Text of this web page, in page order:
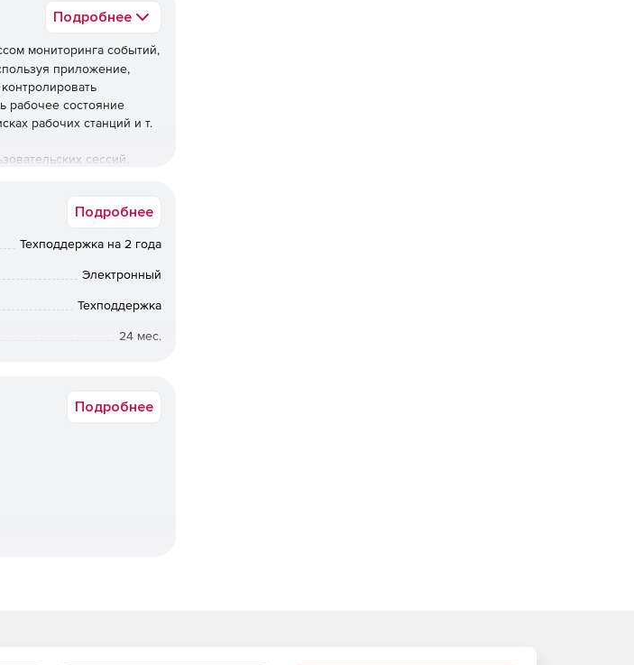
Подробнее
мониторинга событий,
приложение,
рабочее состояние
рабочих станций и т.
сессий,
Подробнее
Техподдержка на 2 года
Электронный
Техподдержка
24 мес.
Подробнее